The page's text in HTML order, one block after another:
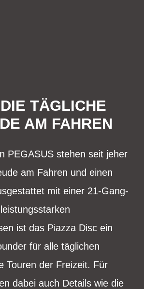
TÄGLICHE
AM FAHREN
PEGASUS stehen seit jeher
am Fahren und einen
mit einer 21-Gang-
ist das Piazza Disc ein
für alle täglichen
Touren der Freizeit. Für
dabei auch Details wie die